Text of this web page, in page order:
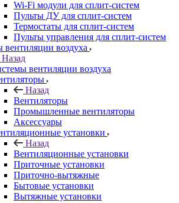
Wi-Fi модули для сплит-систем
Пульты ДУ для сплит-систем
Термостаты для сплит-систем
Пульты управления для сплит-систем
вентиляции воздуха
Назад
вентиляции воздуха
Назад
Вентиляторы
Промышленные вентиляторы
Аксессуары
установки
Назад
Вентиляционные установки
Приточные установки
Приточно-вытяжные
Бытовые установки
Вытяжные установки